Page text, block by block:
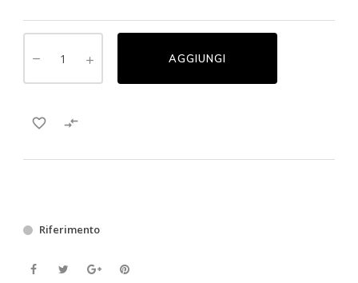
AGGIUNGI
favorite_border 
Riferimento